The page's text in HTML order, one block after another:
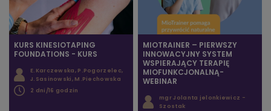
KURS KINESIOTAPING
FOUNDATIONS - KURS
E.Karczewska, P.Pogorzelec,
J.Sasinowski, M.Piechowska
2 dni/16 godzin
MIOTRAINER – PIERWSZY
INNOWACYJNY SYSTEM
WSPIERAJĄCY TERAPIĘ
MIOFUNKCJONALNĄ-
WEBINAR
mgr Jolanta jelonkiewicz -
Szostak